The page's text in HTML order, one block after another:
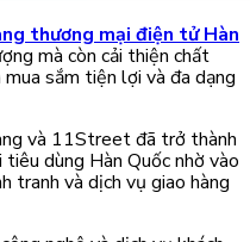
thương mại điện tử Hàn
mà còn cải thiện chất
sắm tiện lợi và đa dạng
và 11Street đã trở thành
dùng Hàn Quốc nhờ vào
tranh và dịch vụ giao hàng